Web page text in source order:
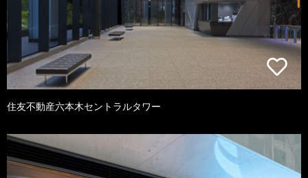
住友不動産六本木セントラルタワー